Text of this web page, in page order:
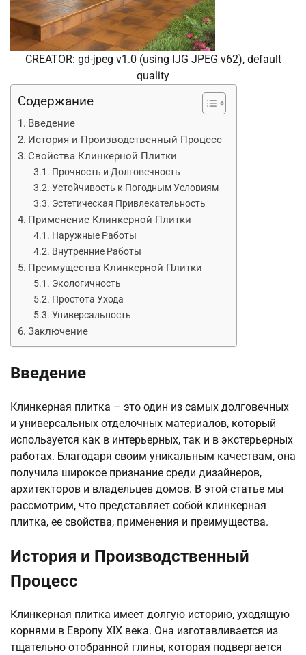
CREATOR: gd-jpeg v1.0 (using IJG JPEG v62), default
quality
Содержание
Введение
История и Производственный Процесс
Свойства Клинкерной Плитки
Прочность и Долговечность
Устойчивость к Погодным Условиям
Эстетическая Привлекательность
Применение Клинкерной Плитки
Наружные Работы
Внутренние Работы
Преимущества Клинкерной Плитки
Экологичность
Простота Ухода
Универсальность
Заключение
Введение
Клинкерная плитка – это один из самых долговечных
и универсальных отделочных материалов, который
используется как в интерьерных, так и в экстерьерных
работах. Благодаря своим уникальным качествам, она
получила широкое признание среди дизайнеров,
архитекторов и владельцев домов. В этой статье мы
рассмотрим, что представляет собой клинкерная
плитка, ее свойства, применения и преимущества.
История и Производственный
Процесс
Клинкерная плитка имеет долгую историю, уходящую
корнями в Европу XIX века. Она изготавливается из
тщательно отобранной глины, которая подвергается